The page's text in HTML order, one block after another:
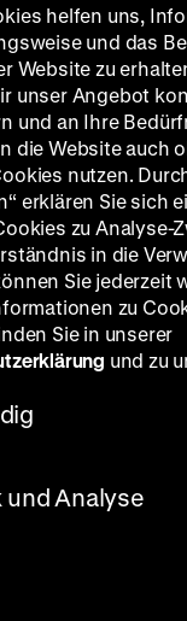
des türkischen
Künstler vor,
beibehalten und
Yeter thematisiert
seiner
ein Chor,
die jedoch
müssen.
(1992) stellt die
im politischen Exil
und ihr Mann
auch nach der
Chomeini
im Iran, die
die Erfahrungen
die Arbeit mit
für Frauenrechte
(jg)
Lieder
helfen uns,
und das
Website zu
unser Angebot
und an Ihre
die Website auch
nutzen.
erklären Sie sich
zu Analyse-
in die
Sie jederzeit
zu
Sie in unserer
und zu
und Analyse